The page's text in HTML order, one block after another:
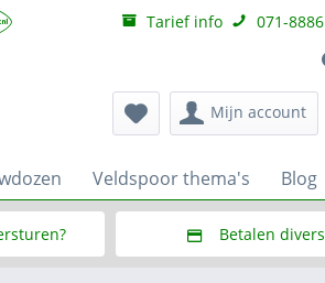
Tarief info 071-
Mijn account
Veldspoor thema's Blog
Betalen